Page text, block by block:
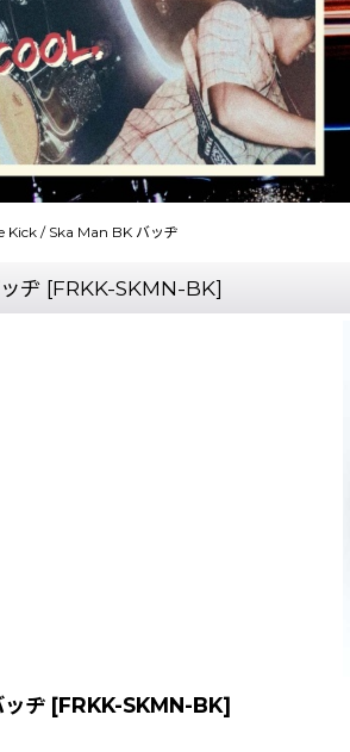
Kick / Ska Man BK バッヂ
ヂ [FRKK-SKMN-BK]
ヂ [FRKK-SKMN-BK]